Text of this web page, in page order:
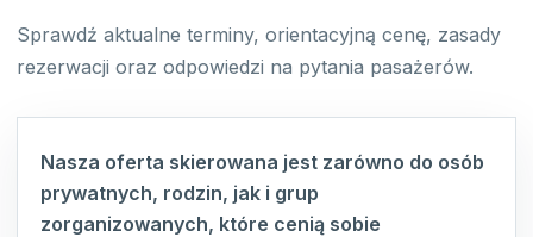
Sprawdź aktualne terminy, orientacyjną cenę, zasady
rezerwacji oraz odpowiedzi na pytania pasażerów.
Nasza oferta skierowana jest zarówno do osób
prywatnych, rodzin, jak i grup
zorganizowanych, które cenią sobie